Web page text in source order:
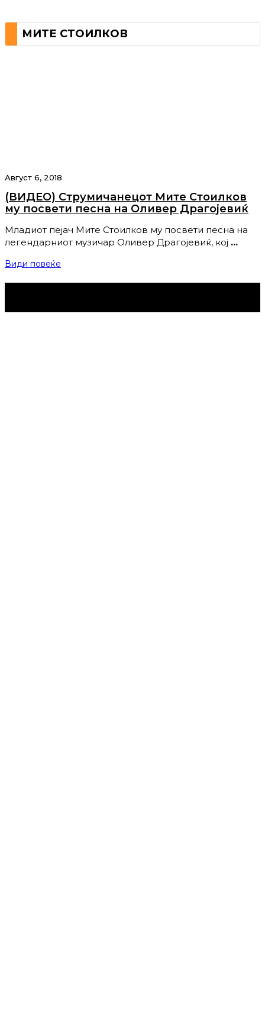
МИТЕ СТОИЛКОВ
Август 6, 2018
(ВИДЕО) Струмичанецот Мите Стоилков
му посвети песна на Оливер Драгојевиќ
Младиот пејач Мите Стоилков му посвети песна на
легендарниот музичар Оливер Драгојевиќ, кој …
Види повеќе